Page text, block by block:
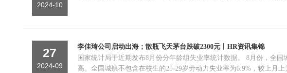
2024-10
27
2024-09
李佳琦公司启动出海；散瓶飞天茅台跌破2300元丨HR资讯集锦
国家统计局于近期发布8月份分年龄组失业率统计数据。 8月份，全
高。全国城镇不包含在校生的25-29岁劳动力失业率为6.9%，较上月